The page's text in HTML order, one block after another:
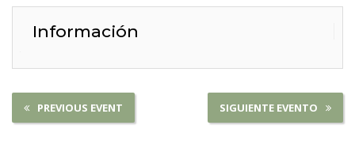
Información
PREVIOUS EVENT SIGUIENTE EVENTO